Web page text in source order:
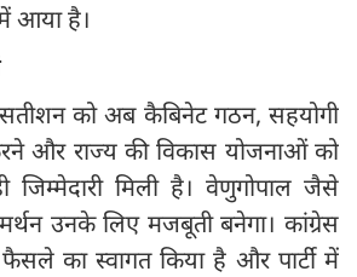
आया है।
सतीशन को अब कैबिनेट गठन, सहयोगी
और राज्य की विकास योजनाओं को
मिली है। वेणुगोपाल जैसे
उनके लिए मजबूती बनेगा। कांग्रेस
का स्वागत किया है और पार्टी में